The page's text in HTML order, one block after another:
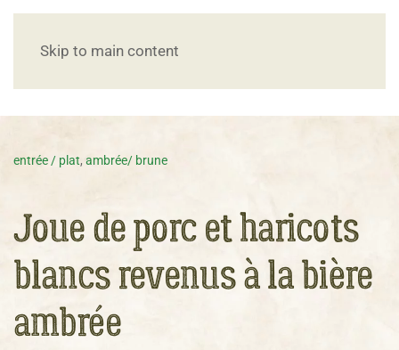
Skip to main content
entrée / plat, ambrée/ brune
Joue de porc et haricots
blancs revenus à la bière
ambrée